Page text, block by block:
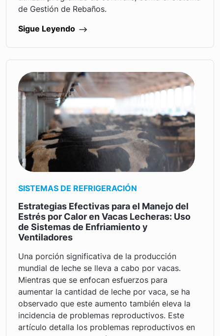
de Gestión de Rebaños.
Sigue Leyendo
SISTEMAS DE REFRIGERACIÓN
Estrategias Efectivas para el Manejo del
Estrés por Calor en Vacas Lecheras: Uso
de Sistemas de Enfriamiento y
Ventiladores
Una porción significativa de la producción
mundial de leche se lleva a cabo por vacas.
Mientras que se enfocan esfuerzos para
aumentar la cantidad de leche por vaca, se ha
observado que este aumento también eleva la
incidencia de problemas reproductivos. Este
artículo detalla los problemas reproductivos en